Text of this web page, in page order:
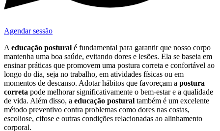
Agendar sessão
A educação postural é fundamental para garantir que nosso corpo
mantenha uma boa saúde, evitando dores e lesões. Ela se baseia em
ensinar práticas que promovem uma postura correta e confortável ao
longo do dia, seja no trabalho, em atividades físicas ou em
momentos de descanso. Adotar hábitos que favoreçam a postura
correta pode melhorar significativamente o bem-estar e a qualidade
de vida. Além disso, a educação postural também é um excelente
método preventivo contra problemas como dores nas costas,
escoliose, cifose e outras condições relacionadas ao alinhamento
corporal.